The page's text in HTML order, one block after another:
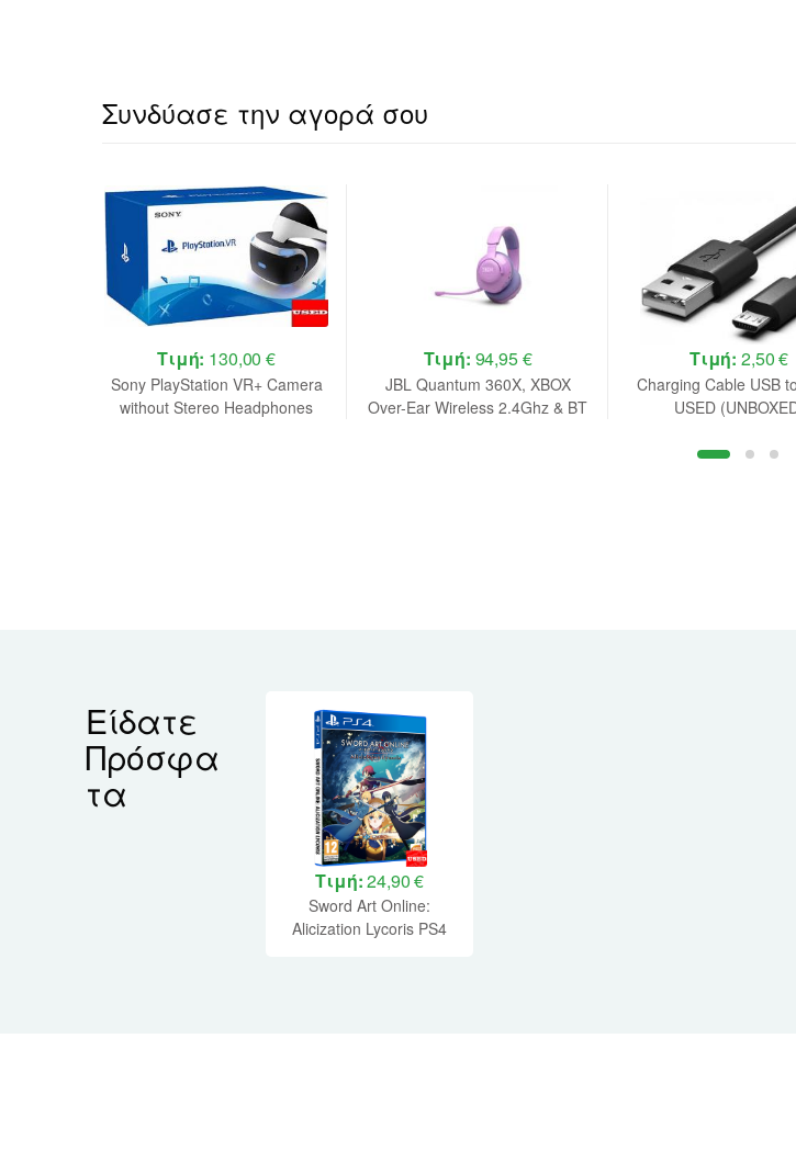
Συνδύασε την αγορά σου
Τιμή: 130,00 €
Sony PlayStation VR+ Camera
without Stereo Headphones
Τιμή: 94,95 €
JBL Quantum 360X, XBOX
Over-Ear Wireless 2.4Ghz & BT
Τιμή: 2,50 €
Charging Cable USB
USED
Είδατε
Πρόσφα
τα
Τιμή:24,90 €
Sword Art Online:
Alicization Lycoris PS4